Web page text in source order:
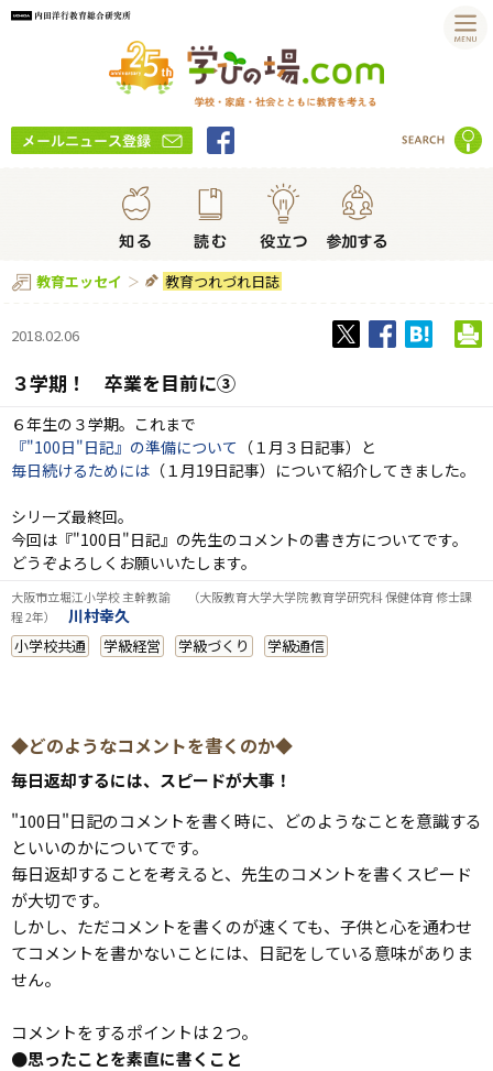
教育エッセイ 教育つれづれ日誌
2018.02.06
３学期！ 卒業を目前に③
６年生の３学期。これまで
『"100日"日記』 の準備について （１月３日記事）と
毎日続けるためには （１月19日記事）について紹介してきました。
シリーズ最終回。
今回は 『"100日"日記』 の先生のコメントの書き方についてです。
どうぞよろしくお願いいたします。
大阪市立堀江小学校 主幹教諭 （大阪教育大学大学院 教育学研究科 保健体育 修士課
程 2年） 川村幸久
小学校共通 学級経営 学級づくり 学級通信
◆どのようなコメントを書くのか◆
毎日返却するには、スピードが大事！
"100日"日記のコメントを書く時に、どのようなことを意識する
といいのかについてです。
毎日返却することを考えると、先生のコメントを書くスピード
が大切です。
しかし、ただコメントを書くのが速くても、子供と心を通わせ
てコメントを書かないことには、日記をしている意味がありま
せん。
コメントをするポイントは２つ。
●思ったことを素直に書くこと